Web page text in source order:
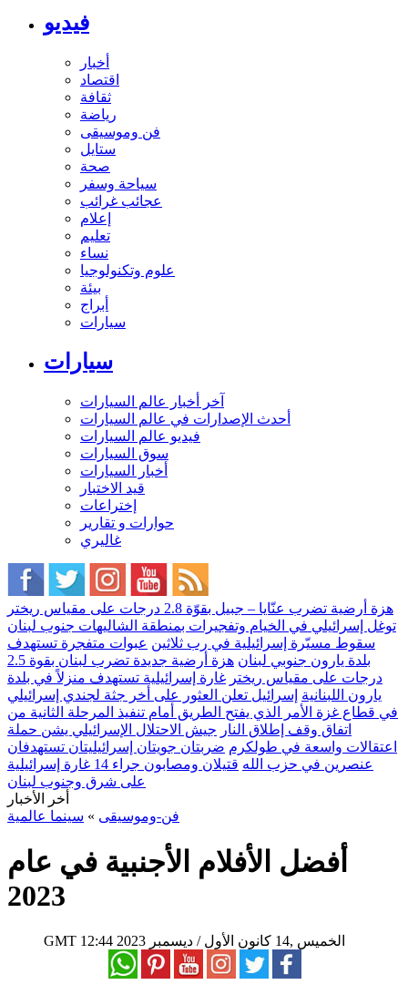
فيديو
أخبار
اقتصاد
ثقافة
رياضة
فن وموسيقى
ستايل
صحة
سياحة وسفر
عجائب غرائب
إعلام
تعليم
نساء
علوم وتكنولوجيا
بيئة
أبراج
سيارات
سيارات
آخر أخبار عالم السيارات
أحدث الإصدارات في عالم السيارات
فيديو عالم السيارات
سوق السيارات
أخبار السيارات
قيد الاختبار
إختراعات
حوارات و تقارير
غاليري
هزة أرضية تضرب عنّايا – جبيل بقوّة 2.8 درجات على مقياس ريختر
توغل إسرائيلي في الخيام وتفجيرات بمنطقة الشاليهات جنوب لبنان
سقوط مسيّرة إسرائيلية في رب ثلاثين عبوات متفجرة تستهدف
بلدة يارون جنوبي لبنان
هزة أرضية جديدة تضرب لبنان بقوة 2.5
درجات على مقياس ريختر غارة إسرائيلية تستهدف منزلاً في بلدة
يارون اللبنانية إسرائيل تعلن العثور على أخر جثة لجندي إسرائيلي
في قطاع غزة الأمر الذي يفتح الطريق أمام تنفيذ المرحلة الثانية من
اتفاق وقف إطلاق النار جيش الاحتلال الإسرائيلي يشن حملة
اعتقالات واسعة في طولكرم ضربتان جويتان إسرائيليتان تستهدفان
عنصرين في حزب الله
قتيلان ومصابون جراء 14 غارة إسرائيلية
على شرق وجنوب لبنان
أخر الأخبار
فن-وموسيقى » سينما عالمية
أفضل الأفلام الأجنبية في عام
2023
GMT 12:44 2023 الخميس ,14 كانون الأول / ديسمبر